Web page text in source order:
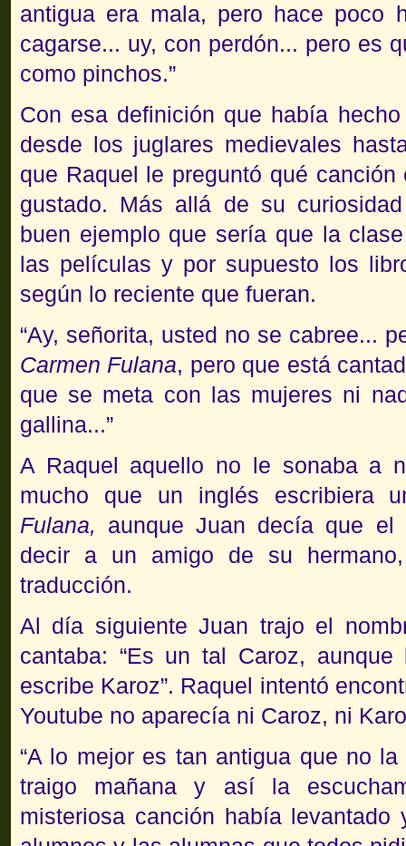
antigua era mala, pero hace poco
cagarse... uy, con perdón... pero es
como pinchos.”
Con esa definición que había
desde los juglares medievales
que Raquel le preguntó qué
gustado. Más allá de su
buen ejemplo que sería que la
las películas y por supuesto los
según lo reciente que fueran.
“Ay, señorita, usted no se cabree...
Carmen Fulana, pero que está
que se meta con las mujeres ni
gallina...”
A Raquel aquello no le sonaba a
mucho que un inglés escribiera
Fulana,
aunque Juan decía que
decir a un amigo de su
traducción.
Al día siguiente Juan trajo el
cantaba: “Es un tal Caroz,
escribe Karoz”. Raquel intentó
Youtube no aparecía ni Caroz, ni
“A lo mejor es tan antigua que no
traigo mañana y así la
misteriosa canción había